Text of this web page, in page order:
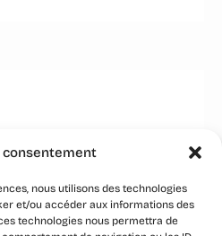
consentement
nous utilisons des technologies
et/ou accéder aux informations des
technologies nous permettra de